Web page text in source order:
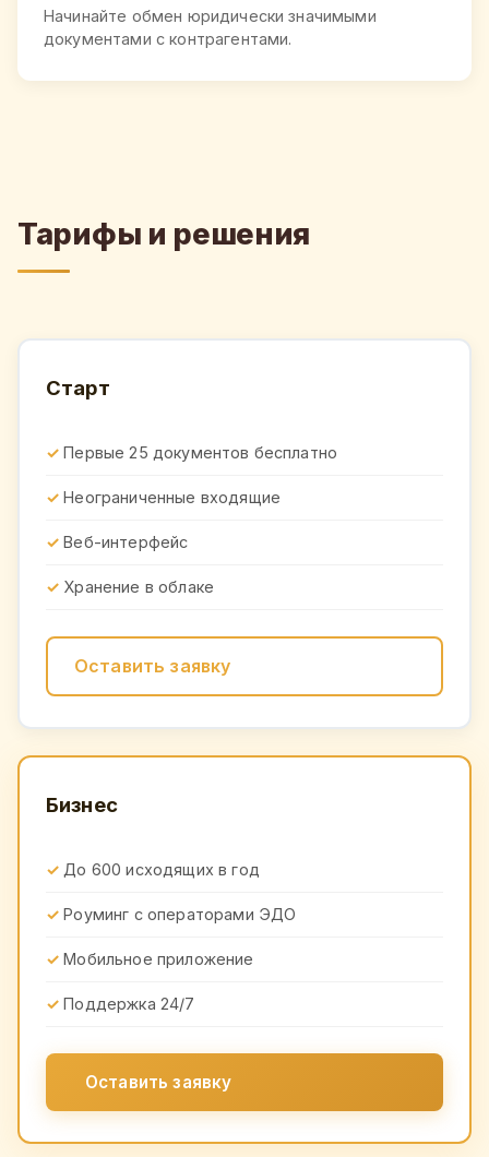
Начинайте обмен юридически значимыми
документами с контрагентами.
Тарифы и решения
Старт
Первые 25 документов бесплатно
Неограниченные входящие
Веб-интерфейс
Хранение в облаке
Оставить заявку
Бизнес
До 600 исходящих в год
Роуминг с операторами ЭДО
Мобильное приложение
Поддержка 24/7
Оставить заявку